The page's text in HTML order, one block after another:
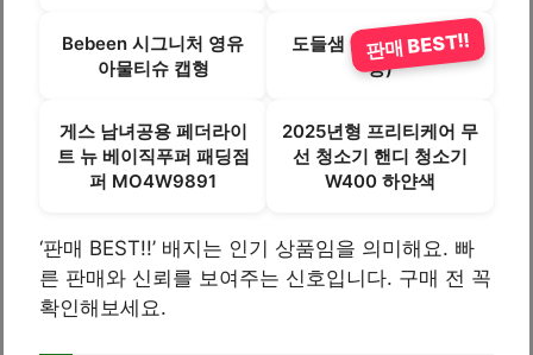
Bebeen 시그니처 영유
아물티슈 캡형
도들샘 꼬막비빔장 (냉
동)
판매 BEST!!
게스 남녀공용 페더라이
트 뉴 베이직푸퍼 패딩점
퍼 MO4W9891
2025년형 프리티케어 무
선 청소기 핸디 청소기
W400 하얀색
‘판매 BEST!!’ 배지는 인기 상품임을 의미해요. 빠
른 판매와 신뢰를 보여주는 신호입니다. 구매 전 꼭
확인해보세요.